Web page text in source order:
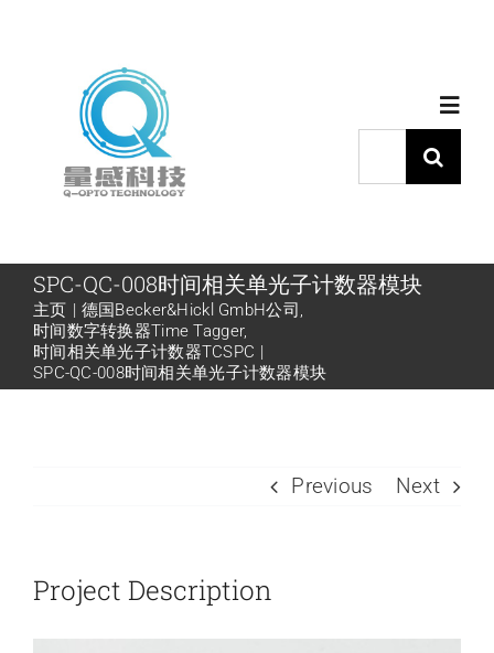
产品中心
代理品牌
索：
SPC-QC-008时间相关单光子计数器模块
主页
德国Becker&Hickl GmbH公司
时间数字转换器Time Tagger
时间相关单光子计数器TCSPC
SPC-QC-008时间相关单光子计数器模块
Previous Next
Project Description